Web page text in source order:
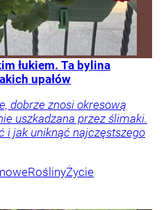
łukiem. Ta bylina
upałów
dobrze znosi okresową
uszkadzana przez ślimaki.
i jak uniknąć najczęstszego
RoślinyŻycie